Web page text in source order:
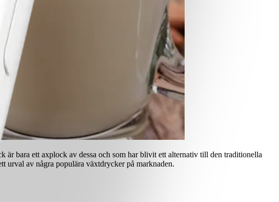
bara ett axplock av dessa och som har blivit ett alternativ till den traditionella
urval av några populära växtdrycker på marknaden.